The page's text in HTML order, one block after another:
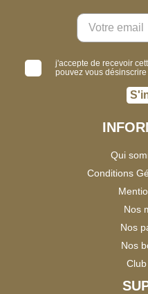
j'accepte de recevoir
pouvez vous désinscrire
Qui
Conditions
Nos
Nos
Nos